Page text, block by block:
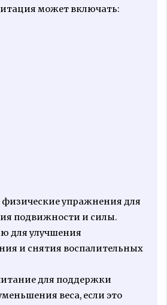
может включать:
упражнения для
подвижности и силы.
для улучшения
и снятия воспалительных
для поддержки
веса, если это